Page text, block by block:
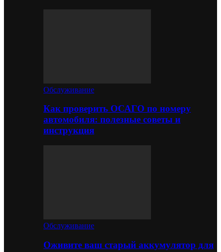
Обслуживание
Как проверить ОСАГО по номеру
автомобиля: полезные советы и
инструкция
Обслуживание
Оживите ваш старый аккумулятор для